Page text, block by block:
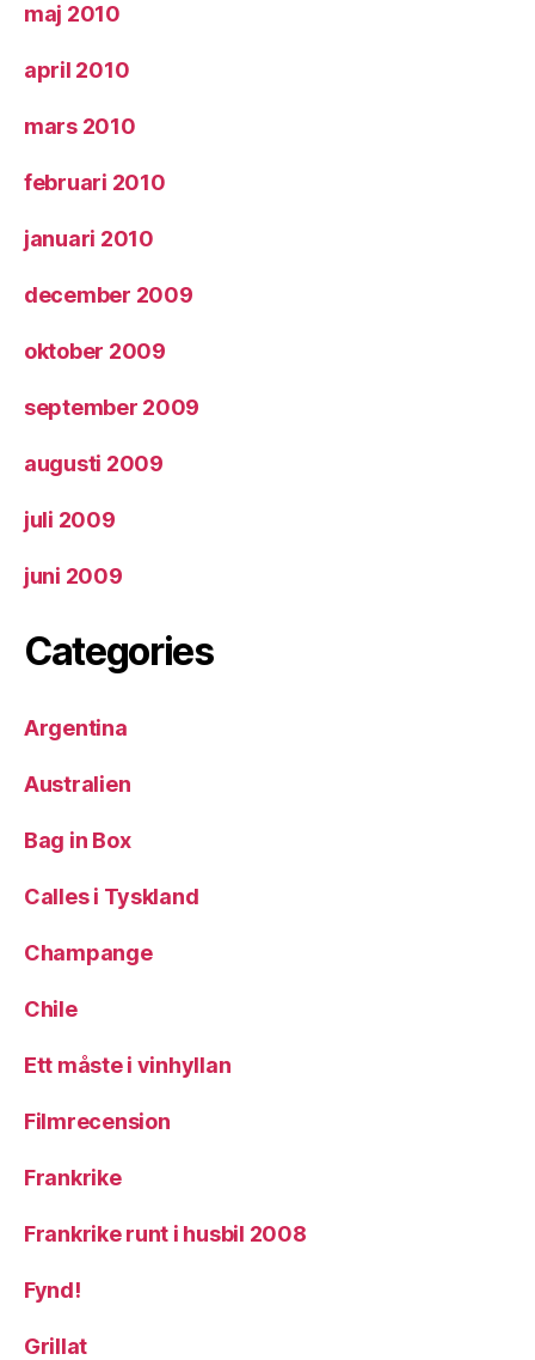
maj 2010
april 2010
mars 2010
februari 2010
januari 2010
december 2009
oktober 2009
september 2009
augusti 2009
juli 2009
juni 2009
Categories
Argentina
Australien
Bag in Box
Calles i Tyskland
Champange
Chile
Ett måste i vinhyllan
Filmrecension
Frankrike
Frankrike runt i husbil 2008
Fynd!
Grillat